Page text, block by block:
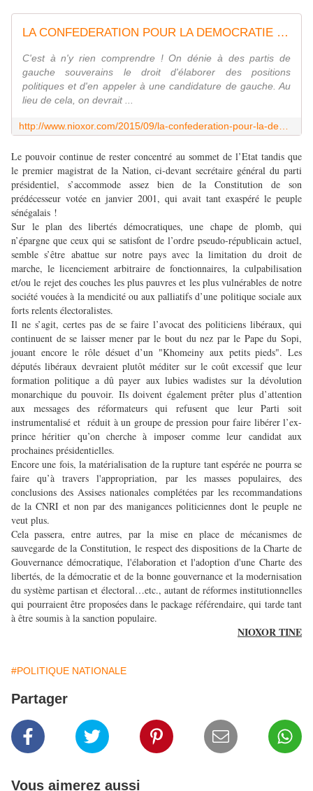
LA CONFEDERATION POUR LA DEMOCRATIE ET LE SOCIALISME SURVIVRA-T-ELLE A SES RAPPORTS AMBIGUS AVEC MACKY ? - LE BLOG DE NIOXOR TINE
C'est à n'y rien comprendre ! On dénie à des partis de
gauche souverains le droit d'élaborer des positions
politiques et d'en appeler à une candidature de gauche. Au
lieu de cela, on devrait ...
Le pouvoir continue de rester concentré au sommet de l’Etat tandis que
le premier magistrat de la Nation, ci-devant secrétaire général du parti
présidentiel, s’accommode assez bien de la Constitution de son
prédécesseur votée en janvier 2001, qui avait tant exaspéré le peuple
sénégalais !
Sur le plan des libertés démocratiques, une chape de plomb, qui
n’épargne que ceux qui se satisfont de l’ordre pseudo-républicain actuel,
semble s’être abattue sur notre pays avec la limitation du droit de
marche, le licenciement arbitraire de fonctionnaires, la culpabilisation
et/ou le rejet des couches les plus pauvres et les plus vulnérables de notre
société vouées à la mendicité ou aux palliatifs d’une politique sociale aux
forts relents électoralistes.
Il ne s’agit, certes pas de se faire l’avocat des politiciens libéraux, qui
continuent de se laisser mener par le bout du nez par le Pape du Sopi,
jouant encore le rôle désuet d’un "Khomeiny aux petits pieds". Les
députés libéraux devraient plutôt méditer sur le coût excessif que leur
formation politique a dû payer aux lubies wadistes sur la dévolution
monarchique du pouvoir. Ils doivent également prêter plus d’attention
aux messages des réformateurs qui refusent que leur Parti soit
instrumentalisé et réduit à un groupe de pression pour faire libérer l’ex-
prince héritier qu’on cherche à imposer comme leur candidat aux
prochaines présidentielles.
Encore une fois, la matérialisation de la rupture tant espérée ne pourra se
faire qu’à travers l'appropriation, par les masses populaires, des
conclusions des Assises nationales complétées par les recommandations
de la CNRI et non par des manigances politiciennes dont le peuple ne
veut plus.
Cela passera, entre autres, par la mise en place de mécanismes de
sauvegarde de la Constitution, le respect des dispositions de la Charte de
Gouvernance démocratique, l'élaboration et l'adoption d'une Charte des
libertés, de la démocratie et de la bonne gouvernance et la modernisation
du système partisan et électoral…etc., autant de réformes institutionnelles
qui pourraient être proposées dans le package référendaire, qui tarde tant
à être soumis à la sanction populaire.
NIOXOR TINE
#POLITIQUE NATIONALE
Partager
Vous aimerez aussi